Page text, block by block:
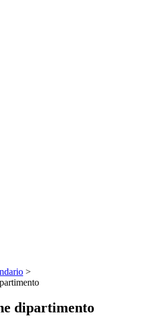
>
dipartimento